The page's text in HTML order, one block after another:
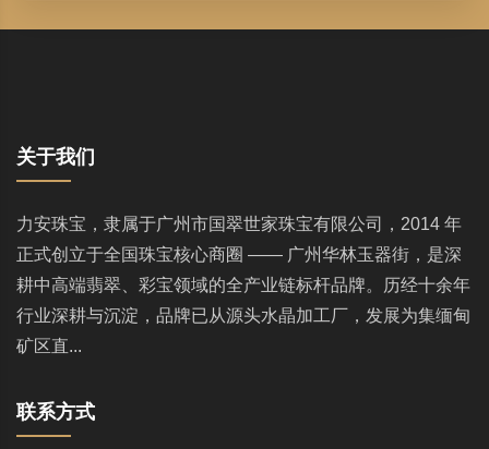
关于我们
力安珠宝，隶属于广州市国翠世家珠宝有限公司，2014 年
正式创立于全国珠宝核心商圈 —— 广州华林玉器街，是深
耕中高端翡翠、彩宝领域的全产业链标杆品牌。历经十余年
行业深耕与沉淀，品牌已从源头水晶加工厂，发展为集缅甸
矿区直...
联系方式